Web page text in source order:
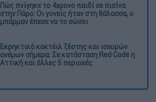
Πώς πνίγηκε το 4χρονο παιδί σε πισίνα
στην Πάρο: Οι γονείς ήταν στη θάλασσα, ο
μπάρμαν έπεσε να το σώσει
Εκρηκτικό κοκτέιλ ζέστης και ισχυρών
ανέμων σήμερα: Σε κατάσταση Red Code η
Αττική και άλλες 5 περιοχές